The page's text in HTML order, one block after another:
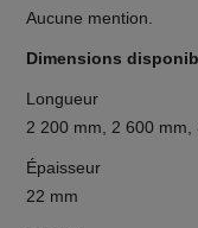
Aucune mention.
Dimensions
Longueur
2 200 mm, 2 600 mm,
Épaisseur
22 mm